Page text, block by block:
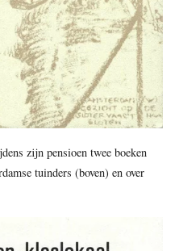
zijn pensioen twee boeken
tuinders (boven) en over